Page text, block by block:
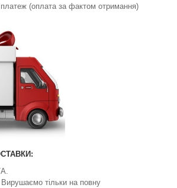
(оплата за фактом отримання)
тільки на повну